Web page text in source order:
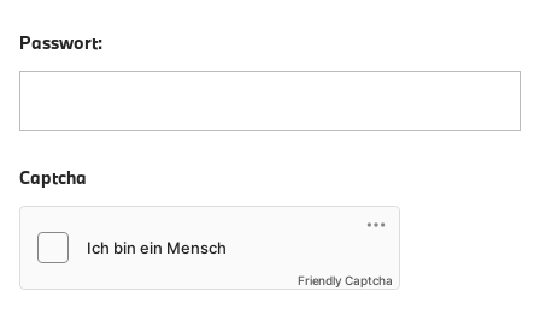
Passwort:
Captcha
Friendly Captcha